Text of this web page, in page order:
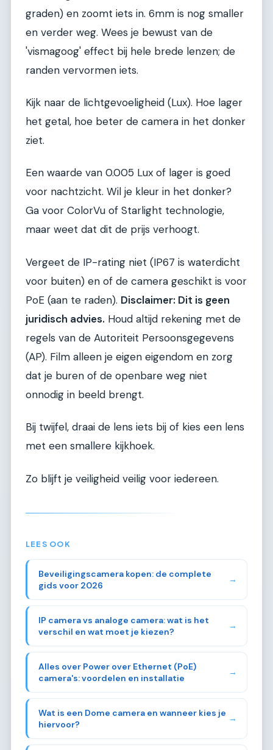
graden) en zoomt iets in. 6mm is nog smaller
en verder weg. Wees je bewust van de
'vismagoog' effect bij hele brede lenzen; de
randen vervormen iets.
Kijk naar de lichtgevoeligheid (Lux). Hoe lager
het getal, hoe beter de camera in het donker
ziet.
Een waarde van 0.005 Lux of lager is goed
voor nachtzicht. Wil je kleur in het donker?
Ga voor ColorVu of Starlight technologie,
maar weet dat dit de prijs verhoogt.
Vergeet de IP-rating niet (IP67 is waterdicht
voor buiten) en of de camera geschikt is voor
PoE (aan te raden). Disclaimer: Dit is geen
juridisch advies. Houd altijd rekening met de
regels van de Autoriteit Persoonsgegevens
(AP). Film alleen je eigen eigendom en zorg
dat je buren of de openbare weg niet
onnodig in beeld brengt.
Bij twijfel, draai de lens iets bij of kies een lens
met een smallere kijkhoek.
Zo blijft je veiligheid veilig voor iedereen.
LEES OOK
Beveiligingscamera kopen: de complete
gids voor 2026
→
IP camera vs analoge camera: wat is het
verschil en wat moet je kiezen?
→
Alles over Power over Ethernet (PoE)
camera's: voordelen en installatie
→
Wat is een Dome camera en wanneer kies je
hiervoor?
→